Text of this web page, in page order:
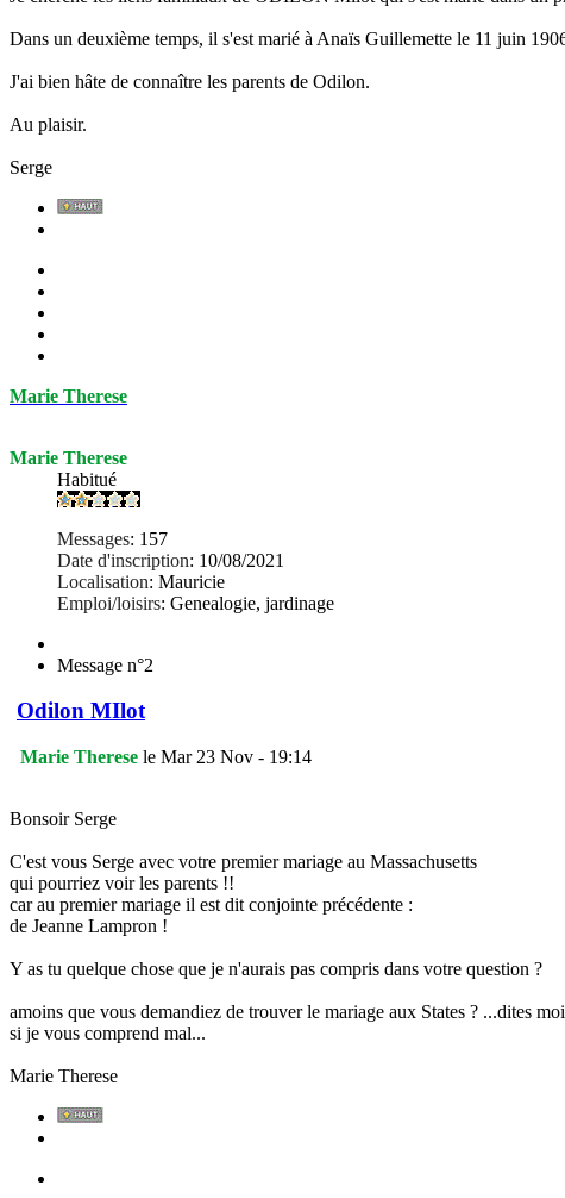
Dans un deuxième temps, il s'est marié à Anaïs Guillemette le 11 juin
J'ai bien hâte de connaître les parents de Odilon.
Au plaisir.
Serge
Marie Therese
Marie Therese
Habitué
Messages: 157
Date d'inscription: 10/08/2021
Localisation: Mauricie
Emploi/loisirs: Genealogie, jardinage
Message n°2
Odilon MIlot
Marie Therese le Mar 23 Nov - 19:14
Bonsoir Serge
C'est vous Serge avec votre premier mariage au Massachusetts
qui pourriez voir les parents !!
car au premier mariage il est dit conjointe précédente :
de Jeanne Lampron !
Y as tu quelque chose que je n'aurais pas compris dans votre question ?
amoins que vous demandiez de trouver le mariage aux States ? ...dites
si je vous comprend mal...
Marie Therese